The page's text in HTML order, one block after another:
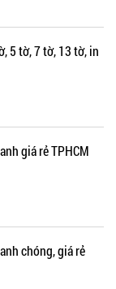
5 tờ, 7 tờ, 13 tờ, in
giá rẻ TPHCM
chóng, giá rẻ